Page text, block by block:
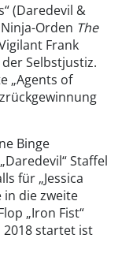
(Daredevil &
Orden The
Frank
Selbstjustiz.
„Agents of
Binge
Staffel
für „Jessica
in die zweite
„Iron Fist“
startet ist